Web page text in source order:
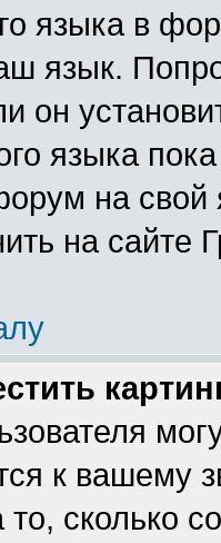
языка в
язык.
он
языка
на
на сайте
к вашему
сколько